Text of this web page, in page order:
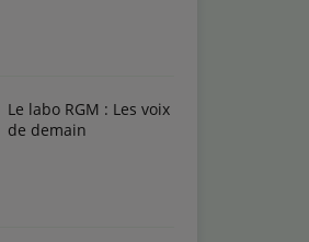
Le labo RGM : Les voix
de demain